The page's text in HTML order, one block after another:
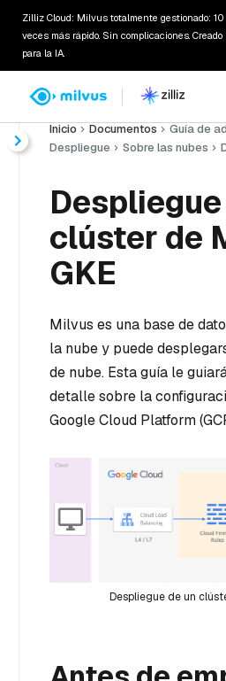
Zilliz Cloud: Milvus totalmente gestionado: 10
veces más rápido. Sin complicaciones. Creado
para la IA.
Inicio Documentos
Guía de
Despliegue
Sobre las nubes
clúster de
GKE
Milvus es una base de
la nube y puede
de nube. Esta guía le
detalle sobre la
Google Cloud Platform
Despliegue de un